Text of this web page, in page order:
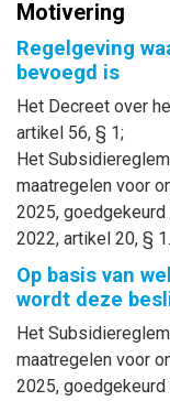
Motivering
Regelgeving
bevoegd is
Het Decreet over
artikel 56, § 1;
Het
maatregelen voor
2025,
2022, artikel 20, § 1.
Op basis van
wordt deze
Het
maatregelen voor
2025,